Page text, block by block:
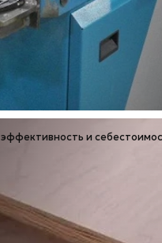
эффективность и